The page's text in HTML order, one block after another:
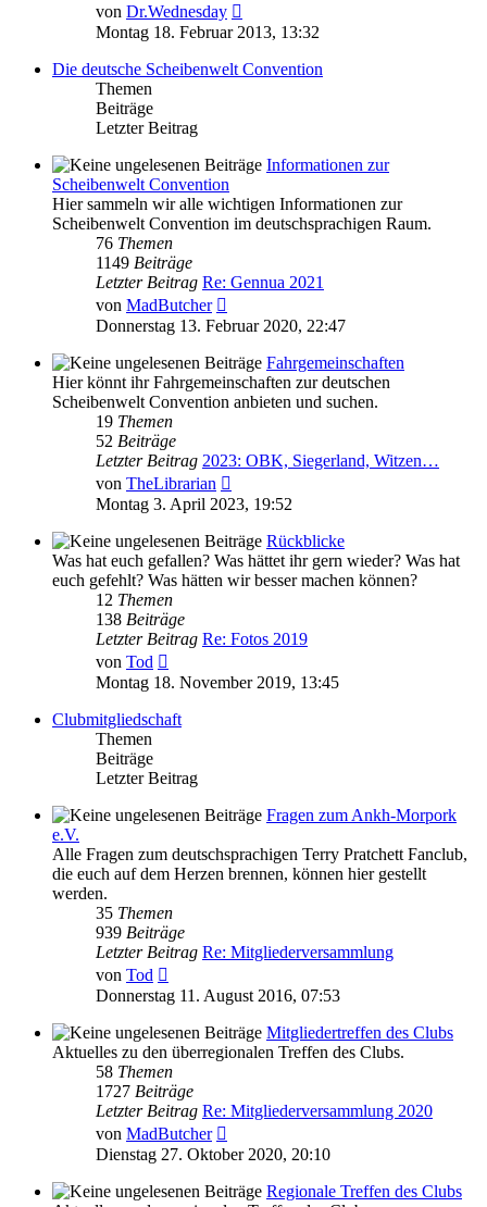
von Dr.Wednesday
Beitrag
Montag 18. Februar 2013, 13:32
Die deutsche Scheibenwelt Convention
Themen
Beiträge
Letzter Beitrag
Informationen zur
Scheibenwelt Convention
Hier sammeln wir alle wichtigen Informationen zur
Scheibenwelt Convention im deutschsprachigen Raum.
76 Themen
1149 Beiträge
Letzter Beitrag Re: Gennua 2021
von MadButcher
Beitrag
Donnerstag 13. Februar 2020, 22:47
Fahrgemeinschaften
Hier könnt ihr Fahrgemeinschaften zur deutschen
Scheibenwelt Convention anbieten und suchen.
19 Themen
52 Beiträge
Letzter Beitrag 2023: OBK, Siegerland, Witzen…
von TheLibrarian
Beitrag
Montag 3. April 2023, 19:52
Rückblicke
Was hat euch gefallen? Was hättet ihr gern wieder? Was hat
euch gefehlt? Was hätten wir besser machen können?
12 Themen
138 Beiträge
Letzter Beitrag Re: Fotos 2019
von Tod
Beitrag
Montag 18. November 2019, 13:45
Clubmitgliedschaft
Themen
Beiträge
Letzter Beitrag
Fragen zum Ankh-Morpork
e.V.
Alle Fragen zum deutschsprachigen Terry Pratchett Fanclub,
die euch auf dem Herzen brennen, können hier gestellt
werden.
35 Themen
939 Beiträge
Letzter Beitrag Re: Mitgliederversammlung
von Tod
Beitrag
Donnerstag 11. August 2016, 07:53
Mitgliedertreffen des Clubs
Aktuelles zu den überregionalen Treffen des Clubs.
58 Themen
1727 Beiträge
Letzter Beitrag Re: Mitgliederversammlung 2020
von MadButcher
Beitrag
Dienstag 27. Oktober 2020, 20:10
Regionale Treffen des Clubs